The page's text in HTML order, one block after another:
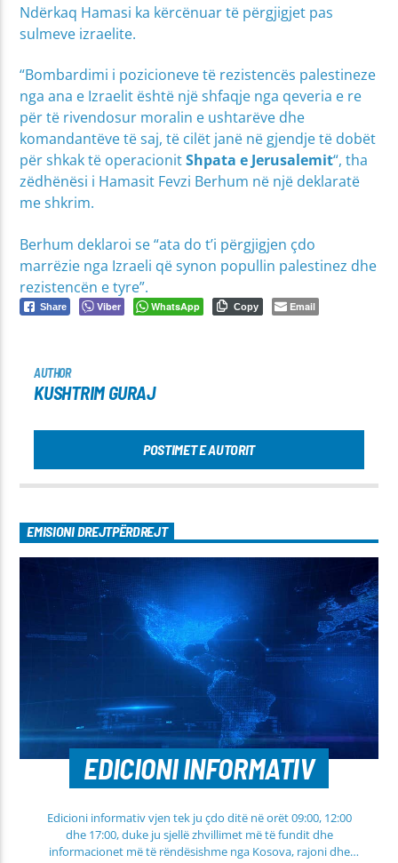
Ndërkaq Hamasi ka kërcënuar të përgjigjet pas
sulmeve izraelite.
“Bombardimi i pozicioneve të rezistencës palestineze
nga ana e Izraelit është një shfaqje nga qeveria e re
për të rivendosur moralin e ushtarëve dhe
komandantëve të saj, të cilët janë në gjendje të dobët
për shkak të operacionitShpata e Jerusalemit“, tha
zëdhënësi i Hamasit Fevzi Berhum në një deklaratë
me shkrim.
Berhum deklaroi se “ata do t’i përgjigjen çdo
marrëzie nga Izraeli që synon popullin palestinez dhe
rezistencën e tyre”.
Share Viber WhatsApp Copy Email
AUTHOR
KUSHTRIM GURAJ
POSTIMET E AUTORIT
EMISIONI DREJTPËRDREJT
EDICIONI INFORMATIV
Edicioni informativ vjen tek ju çdo ditë në orët 09:00, 12:00
dhe 17:00, duke ju sjellë zhvillimet më të fundit dhe
informacionet më të rëndësishme nga Kosova, rajoni dhe